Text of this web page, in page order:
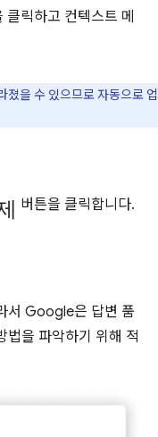
클릭하고 컨텍스트 메
졌을 수 있으므로 자동으로 업
버튼을 클릭합니다.
서 Google은 답변 품
법을 파악하기 위해 적